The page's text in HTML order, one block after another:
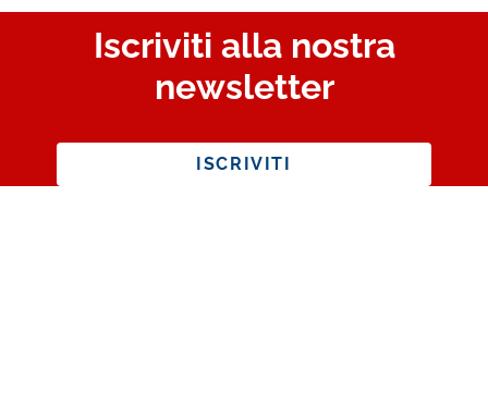
Iscriviti alla nostra
newsletter
ISCRIVITI